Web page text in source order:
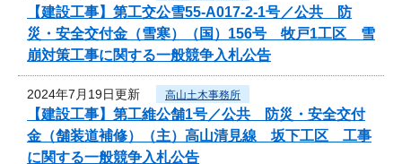
【建設工事】第工交公雪55-A017-2-1号／公共 防
災・安全交付金（雪寒）（国）156号 牧戸1工区 雪
崩対策工事に関する一般競争入札公告
2024年7月19日更新 高山土木事務所
【建設工事】第工維公舗1号／公共 防災・安全交付
金（舗装道補修）（主）高山清見線 坂下工区 工事
に関する一般競争入札公告